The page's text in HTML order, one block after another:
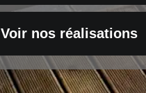
Voir nos réalisations